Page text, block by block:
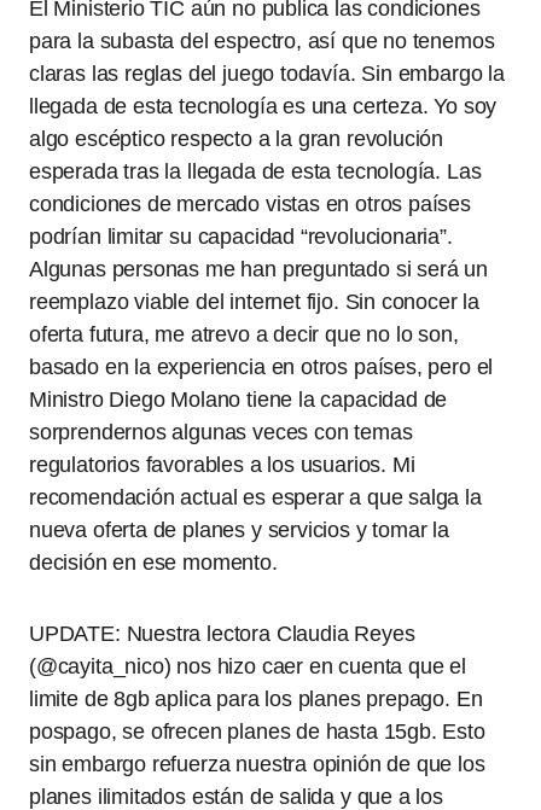
El Ministerio TIC aún no publica las condiciones
para la subasta del espectro, así que no tenemos
claras las reglas del juego todavía. Sin embargo la
llegada de esta tecnología es una certeza. Yo soy
algo escéptico respecto a la gran revolución
esperada tras la llegada de esta tecnología. Las
condiciones de mercado vistas en otros países
podrían limitar su capacidad “revolucionaria”.
Algunas personas me han preguntado si será un
reemplazo viable del internet fijo. Sin conocer la
oferta futura, me atrevo a decir que no lo son,
basado en la experiencia en otros países, pero el
Ministro Diego Molano tiene la capacidad de
sorprendernos algunas veces con temas
regulatorios favorables a los usuarios. Mi
recomendación actual es esperar a que salga la
nueva oferta de planes y servicios y tomar la
decisión en ese momento.
UPDATE: Nuestra lectora Claudia Reyes
(@cayita_nico) nos hizo caer en cuenta que el
limite de 8gb aplica para los planes prepago. En
pospago, se ofrecen planes de hasta 15gb. Esto
sin embargo refuerza nuestra opinión de que los
planes ilimitados están de salida y que a los